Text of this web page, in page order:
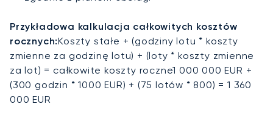
Przykładowa kalkulacja całkowitych kosztów
rocznych:Koszty stałe + (godziny lotu * koszty
zmienne za godzinę lotu) + (loty * koszty zmienne
za lot) = całkowite koszty roczne1 000 000 EUR +
(300 godzin * 1000 EUR) + (75 lotów * 800) = 1 360
000 EUR